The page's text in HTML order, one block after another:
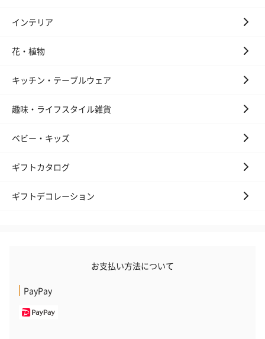
インテリア
花・植物
キッチン・テーブルウェア
趣味・ライフスタイル雑貨
ベビー・キッズ
ギフトカタログ
ギフトデコレーション
お支払い方法について
PayPay